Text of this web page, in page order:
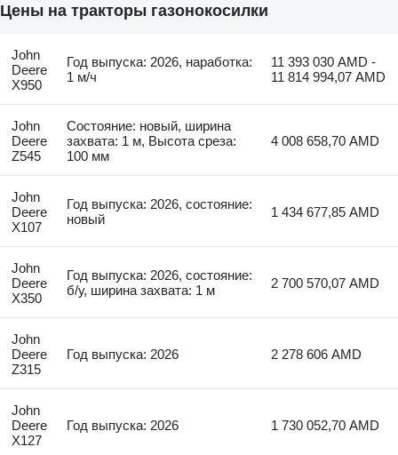
Цены на тракторы газонокосилки
John
Deere
X950
Год выпуска: 2026, наработка:
1 м/ч
11 393 030 AMD -
11 814 994,07 AMD
John
Deere
Z545
Состояние: новый, ширина
захвата: 1 м, Высота среза:
100 мм
4 008 658,70 AMD
John
Deere
X107
Год выпуска: 2026, состояние:
новый
1 434 677,85 AMD
John
Deere
X350
Год выпуска: 2026, состояние:
б/у, ширина захвата: 1 м
2 700 570,07 AMD
John
Deere
Z315
Год выпуска: 2026 2 278 606 AMD
John
Deere
X127
Год выпуска: 2026 1 730 052,70 AMD